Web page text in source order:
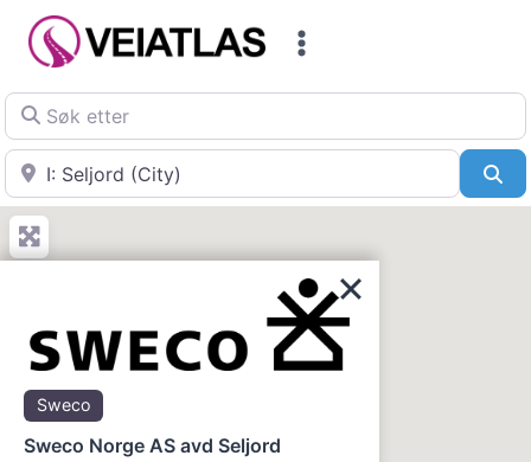
Skip
Søk etter
Nær
Sweco
Sweco Norge AS avd Seljord